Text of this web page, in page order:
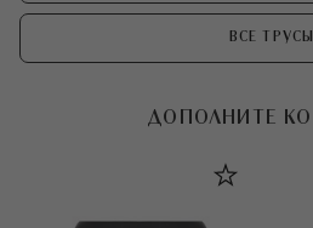
ВСЕ ТРУСЫ
ДОПОЛНИТЕ